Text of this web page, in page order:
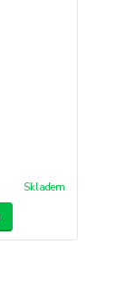
Skladem